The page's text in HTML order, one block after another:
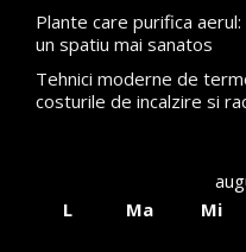
Plante care purifica
un spatiu mai sanatos
Tehnici moderne de
costurile de incalzire si
L
Ma Mi